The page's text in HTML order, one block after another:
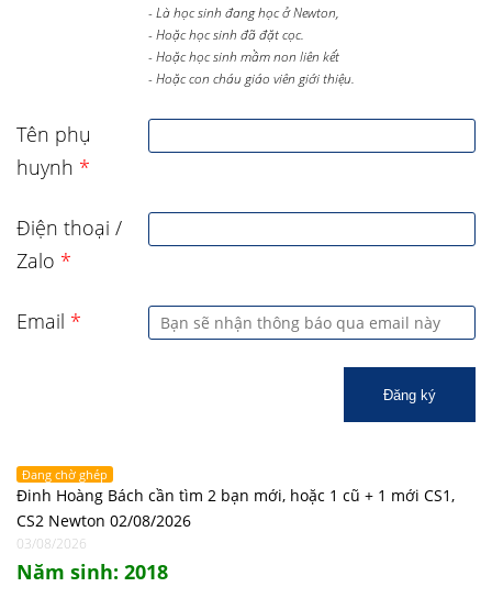
- Là học sinh đang học ở Newton,
- Hoặc học sinh đã đặt cọc.
- Hoặc học sinh mầm non liên kết
- Hoặc con cháu giáo viên giới thiệu.
Tên phụ
huynh *
Điện thoại /
Zalo *
Email *
Đăng ký
Đang chờ ghép
Đinh Hoàng Bách cần tìm 2 bạn mới, hoặc 1 cũ + 1 mới CS1,
CS2 Newton 02/08/2026
03/08/2026
Năm sinh: 2018